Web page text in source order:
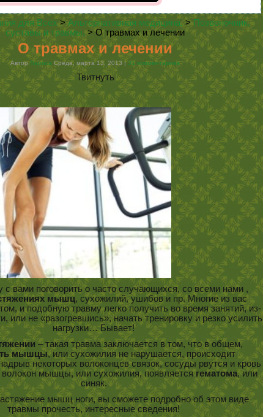
для Всех> Альтернативная медицина.>Позвоночник,
суставы и травмы.> О травмах и лечении
О травмах и лечении
АвторЛариса Среда, марта 13, 2013 |31 комментариев
Твитнуть
с вами поговорить о часто случающихся, со всеми нами ,
мышц, сухожилий, ушибов и пр. Многие из вас
и подобную травму легко получить во время занятий, из-
или не «разогревшись», начать тренировку и резко усилить
нагрузки… Бывает!
– такая травма заключается в том, что в общем,
мышцы, или сухожилия не нарушается, происходит
некоторых волоконцев связок, сосуды рвутся и кровь
волокон мышцы, или сухожилия, появляетсягематома, или
синяк.
мышц ноги, вы сможете подробно об этом виде
травмы прочесть, интересные сведения!